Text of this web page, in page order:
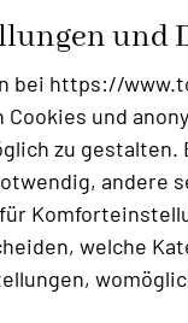
und
bei https://
und
zu
andere
welche
eine
und ist eine
Der Parcours
Freiraum.